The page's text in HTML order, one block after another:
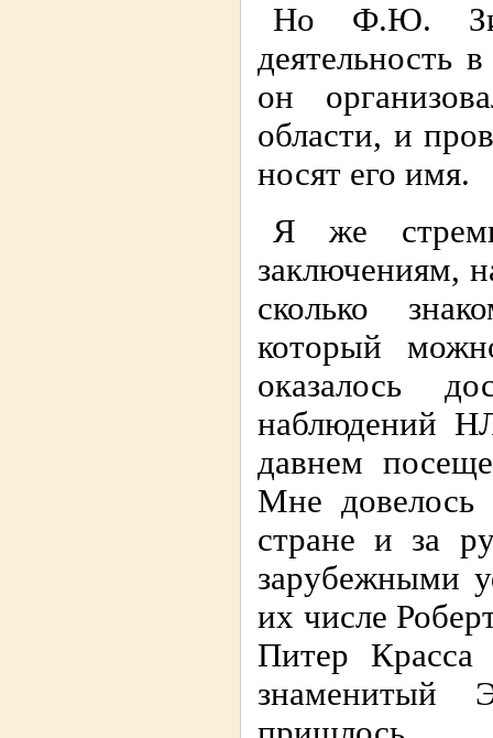
Но Ф.Ю.
деятельность
он
области, и
носят его имя.
Я же
заключениям,
сколько
который
оказалось
наблюдений
давнем
Мне довелось
стране и за
зарубежными
их числе
Питер Красса
знаменитый